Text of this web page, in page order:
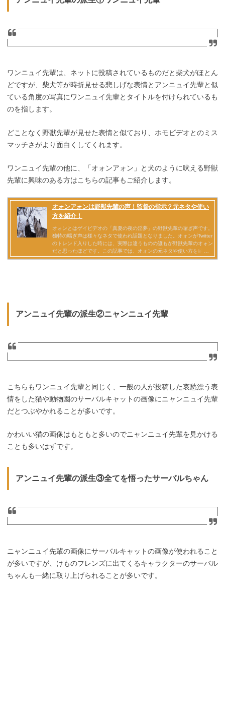
ワンニュイ先輩は、ネットに投稿されているものだと柴犬がほとん
どですが、柴犬等が時折見せる悲しげな表情とアンニュイ先輩と似
ている角度の写真にワンニュイ先輩とタイトルを付けられているも
のを指します。
どことなく野獣先輩が見せた表情と似ており、ホモビデオとのミス
マッチさがより面白くしてくれます。
ワンニュイ先輩の他に、「オォンアォン」と犬のように吠える野獣
先輩に興味のある方はこちらの記事もご紹介します。
アンニュイ先輩の派生②ニャンニュイ先輩
こちらもワンニュイ先輩と同じく、一般の人が投稿した哀愁漂う表
情をした猫や動物園のサーバルキャットの画像にニャンニュイ先輩
だとつぶやかれることが多いです。
かわいい猫の画像はもともと多いのでニャンニュイ先輩を見かける
ことも多いはずです。
アンニュイ先輩の派生③全てを悟ったサーバルちゃん
ニャンニュイ先輩の画像にサーバルキャットの画像が使われること
が多いですが、けものフレンズに出てくるキャラクターのサーバル
ちゃんも一緒に取り上げられることが多いです。